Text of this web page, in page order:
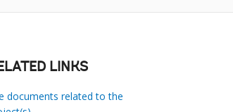
LINKS
documents related to the